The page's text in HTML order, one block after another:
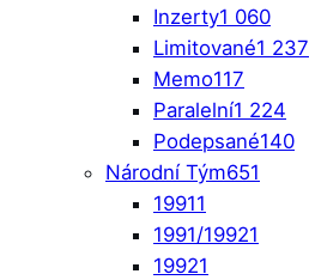
Inzerty1 060
Limitované1 237
Memo117
Paralelní1 224
Podepsané140
Národní Tým651
19911
1991/19921
19921